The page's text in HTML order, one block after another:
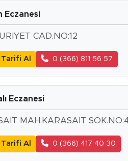
Eczanesi
CAD.NO:12
Tarifi Al 0 (366) 811 56 57
Eczanesi
MAH.KARASAIT
Tarifi Al 0 (366) 417 40 30